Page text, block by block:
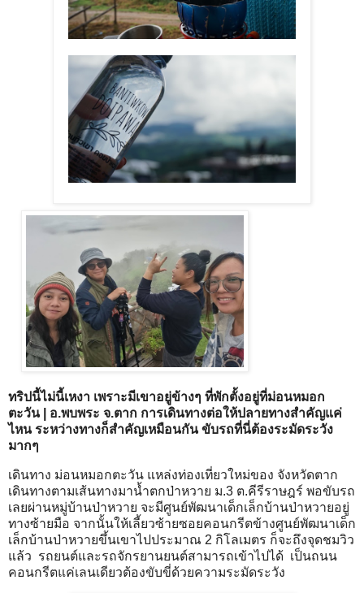
ทริปนี้ไม่นี้เหงา เพราะมีเขาอยู่ข้างๆ ที่พักตั้งอยู่ที่ม่อนหมอก
ตะวัน | อ.พบพระ จ.ตาก การเดินทางต่อให้ปลายทางสำคัญแค่
ไหน ระหว่างทางก็สำคัญเหมือนกัน ขับรถที่นี่ต้องระมัดระวัง
มากๆ
เดินทาง ม่อนหมอกตะวัน แหล่งท่องเที่ยวใหม่ของ จังหวัดตาก
เดินทางตามเส้นทางมาน้ำตกป่าหวาย ม.3 ต.คีรีราษฎร์ พอขับรถ
เลยผ่านหมู่บ้านป่าหวาย จะมีศูนย์พัฒนาเด็กเล็กบ้านป่าหวายอยู่
ทางซ้ายมือ จากนั้นให้เลี้ยวซ้ายซอยคอนกรีตข้างศูนย์พัฒนาเด็ก
เล็กบ้านป่าหวายขึ้นเขาไปประมาณ 2 กิโลเมตร ก็จะถึงจุดชมวิว
แล้ว รถยนต์และรถจักรยานยนต์สามารถเข้าไปได้ เป็นถนน
คอนกรีตแค่เลนเดียวต้องขับขี่ด้วยความระมัดระวัง